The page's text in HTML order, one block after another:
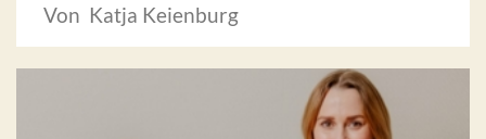
Von Katja Keienburg